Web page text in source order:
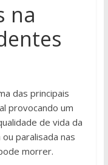
na
das principais
provocando um
de vida da
paralisada nas
morrer.